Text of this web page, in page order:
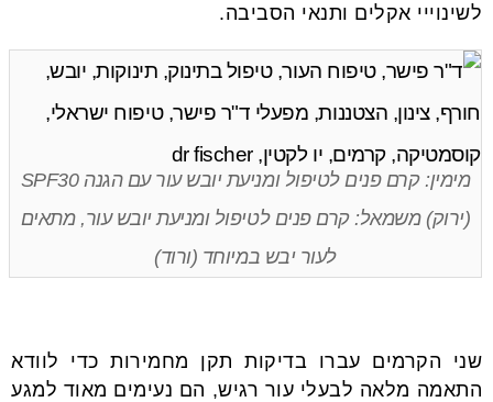
לשינוייי אקלים ותנאי הסביבה.
מימין: קרם פנים לטיפול ומניעת יובש עור עם הגנה SPF30
(ירוק) משמאל: קרם פנים לטיפול ומניעת יובש עור, מתאים
לעור יבש במיוחד (ורוד)
שני הקרמים עברו בדיקות תקן מחמירות כדי לוודא
התאמה מלאה לבעלי עור רגיש, הם נעימים מאוד למגע